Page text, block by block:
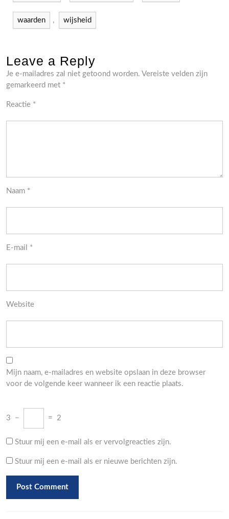
waarden , wijsheid
Leave a Reply
Je e-mailadres zal niet getoond worden. Vereiste velden zijn
gemarkeerd met *
Reactie *
Naam *
E-mail *
Website
Mijn naam, e-mailadres en website opslaan in deze browser
voor de volgende keer wanneer ik een reactie plaats.
3 − = 2
Stuur mij een e-mail als er vervolgreacties zijn.
Stuur mij een e-mail als er nieuwe berichten zijn.